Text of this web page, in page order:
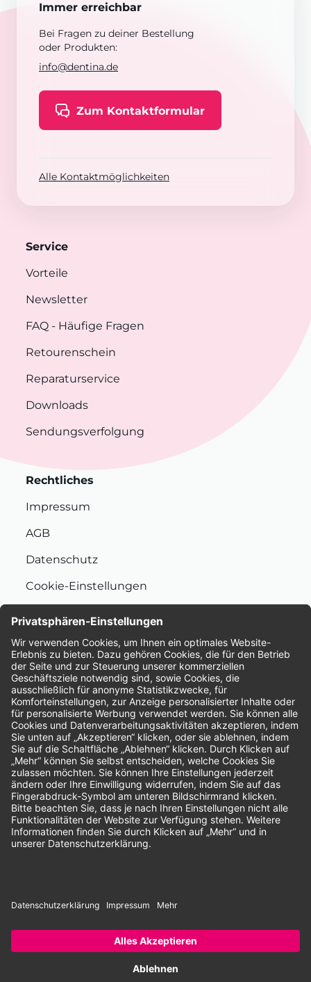
Immer erreichbar
Bei Fragen zu deiner Bestellung
oder Produkten:
info@dentina.de
Zum Kontaktformular
Alle Kontaktmöglichkeiten
Service
Vorteile
Newsletter
FAQ - Häufige Fragen
Retourenschein
Reparaturservice
Downloads
Sendungsverfolgung
Rechtliches
Impressum
AGB
Datenschutz
Cookie-Einstellungen
Bewertungen
Unsere Zahlungsarten:
Rechnung SEPA-Lastschrift Vorkasse